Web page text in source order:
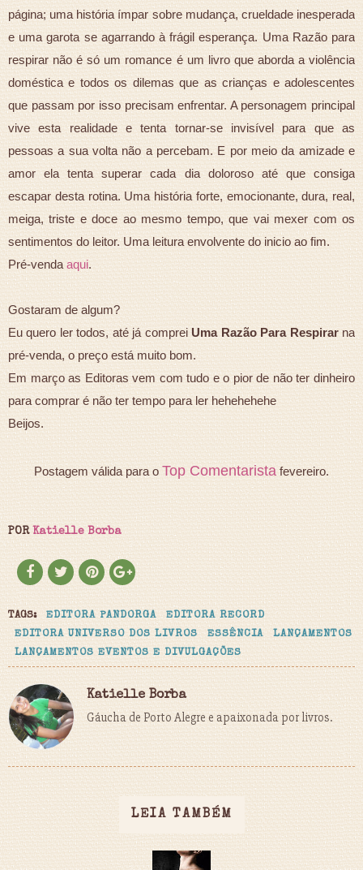
página; uma história ímpar sobre mudança, crueldade inesperada
e uma garota se agarrando à frágil esperança. Uma Razão para
respirar não é só um romance é um livro que aborda a violência
doméstica e todos os dilemas que as crianças e adolescentes
que passam por isso precisam enfrentar. A personagem principal
vive esta realidade e tenta tornar-se invisível para que as
pessoas a sua volta não a percebam. E por meio da amizade e
amor ela tenta superar cada dia doloroso até que consiga
escapar desta rotina. Uma história forte, emocionante, dura, real,
meiga, triste e doce ao mesmo tempo, que vai mexer com os
sentimentos do leitor. Uma leitura envolvente do inicio ao fim.
Pré-venda aqui.
Gostaram de algum?
Eu quero ler todos, até já compreiUma Razão Para Respirarna
pré-venda, o preço está muito bom.
Em março as Editoras vem com tudo e o pior de não ter dinheiro
para comprar é não ter tempo para ler hehehehehe
Beijos.
Postagem válida para o Top Comentarista fevereiro.
POR Katielle Borba
TAGS: EDITORA PANDORGA
EDITORA RECORD
EDITORA UNIVERSO DOS LIVROS
ESSÊNCIA
LANÇAMENTOS
LANÇAMENTOS EVENTOS E DIVULGAÇÕES
Katielle Borba
Gáucha de Porto Alegre e apaixonada por livros.
LEIA TAMBÉM